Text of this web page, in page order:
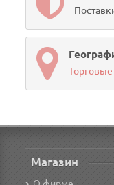
Торговые
Магазин